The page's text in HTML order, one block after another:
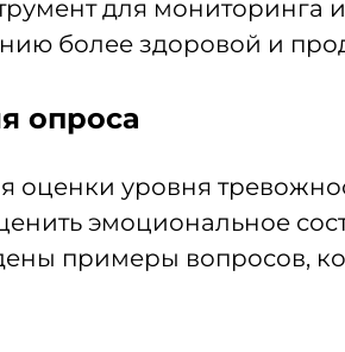
для мониторинга
более здоровой и
опроса
оценки уровня
эмоциональное
примеры вопросов,